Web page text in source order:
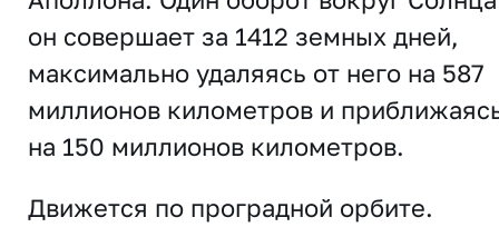
он совершает за 1412 земных дней,
максимально удаляясь от него на 587
миллионов километров и
на 150 миллионов километров.
Движется по проградной орбите.